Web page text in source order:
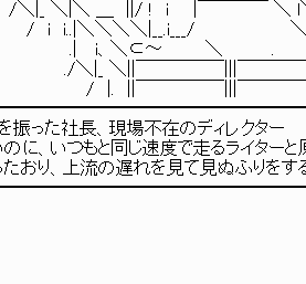
＿ ||/ ! i |￣￣￣
＼＼
⊂～ ＼
￣￣￣￣|||￣￣￣￣
￣￣|||￣￣￣￣
振った社長、現場不在のディレクター
に、いつもと同じ速度で走るライターと
おり、上流の遅れを見て見ぬふりをす